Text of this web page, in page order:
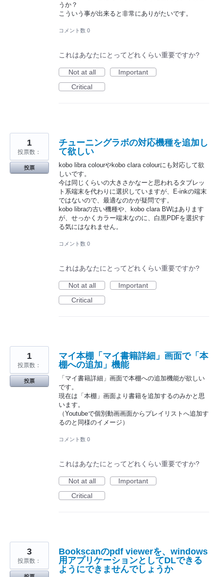
うか？
こういう事が出来ると非常にありがたいです。
コメント数 0
これはあなたにとってどれくらい重要ですか?
Not at all
Important
Critical
チューニングラボの対応機種を追加し
て欲しい
kobo libra colourやkobo clara colourにも対応して欲
しいです。
今は同じくらいの大きさかなーと思われるタブレッ
ト系端末を代わりに選択していますが、E-inkの端末
ではないので、最適なのかが疑問です。
kobo libraの古い機種や、kobo clara BWはあります
が、せっかくカラー端末なのに、白黒PDFを選択す
る気にはなれません。
1
投票数：
投票
コメント数 0
これはあなたにとってどれくらい重要ですか?
Not at all
Important
Critical
マイ本棚「マイ書籍詳細」画面で「本
棚への追加」機能
「マイ書籍詳細」画面で本棚への追加機能が欲しい
です。
現在は「本棚」画面より書籍を追加するのみかと思
います。
（Youtubeで個別動画画面からプレイリストへ追加す
るのと同様のイメージ）
1
投票数：
投票
コメント数 0
これはあなたにとってどれくらい重要ですか?
Not at all
Important
Critical
Bookscanのpdf viewerを、windows
用アプリケーションとしてDLできる
ようにできませんでしょうか
3
投票数：